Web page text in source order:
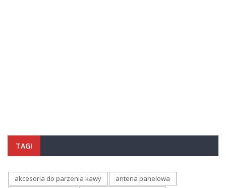
TAGI
akcesoria do parzenia kawy
antena panelowa